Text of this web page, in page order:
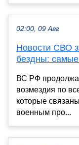
02:00, 09 Авг
Новости СВО
бездны:
ВС РФ
возмездия по
которые
военным про...